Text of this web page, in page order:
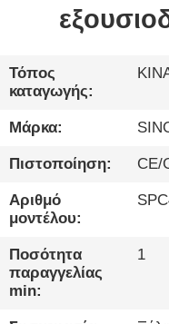
ΕΜΦΆΝΙΣΗ
ΠΕΡΊΠΟΥ
ΕΜΕΊΣ
ΓΎΡΟΣ
ΕΡΓΟΣΤΑΣΊΩΝ
ΠΟΙΟΤΙΚΌΣ
ΈΛΕΓΧΟΣ
Τόπος
καταγωγής:
Μάρκα:
Πιστοποίηση: CE/
Αριθμό
μοντέλου:
Ποσότητα
παραγγελίας
min:
1